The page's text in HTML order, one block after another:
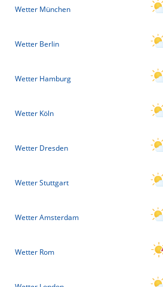
Wetter München
Wetter Berlin
Wetter Hamburg
Wetter Köln
Wetter Dresden
Wetter Stuttgart
Wetter Amsterdam
Wetter Rom